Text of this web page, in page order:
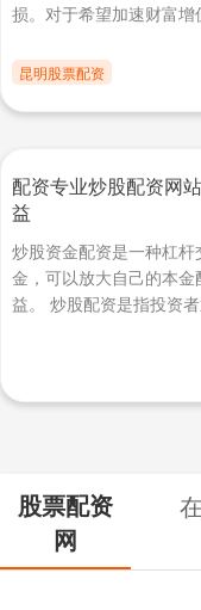
损。对于希望加速财富
昆明股票配资
配资专业炒股配资网
益
炒股资金配资是一种杠
金，可以放大自己的本
益。 炒股配资是指投资
股票配资
网